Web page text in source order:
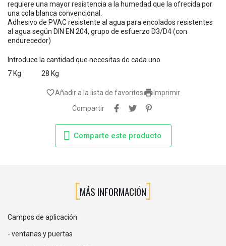
requiere una mayor resistencia a la humedad que la ofrecida por
una cola blanca convencional.
Adhesivo de PVAC resistente al agua para encolados resistentes
al agua según DIN EN 204, grupo de esfuerzo D3/D4 (con
endurecedor)
Introduce la cantidad que necesitas de cada uno
7 Kg
28 Kg
 Imprimir
favorite_borderAñadir a la lista de favoritos
Compartir
Comparte este producto
MÁS INFORMACIÓN
Campos de aplicación
- ventanas y puertas